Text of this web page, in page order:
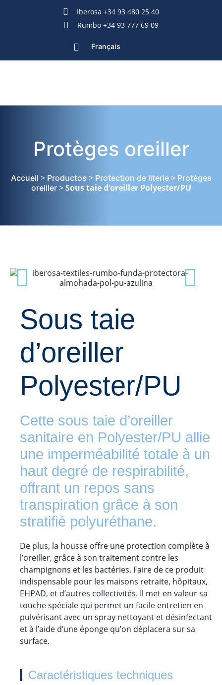
Iberosa +34 93 480 25 40
Rumbo +34 93 777 69 09
Français
Protèges oreiller
Accueil > Productos > Protection de literie> Protèges
oreiller>Sous taie d’oreiller Polyester/PU
Sous taie
d’oreiller
Polyester/PU
Cette sous taie d’oreiller
sanitaire en Polyester/PU allie
une imperméabilité totale à un
haut degré de respirabilité,
offrant un repos sans
transpiration grâce à son
stratifié polyuréthane.
De plus, la housse offre une protection complète à
l’oreiller, grâce à son traitement contre les
champignons et les bactéries. Faire de ce produit
indispensable pour les maisons retraite, hôpitaux,
EHPAD, et d’autres collectivités. Il met en valeur sa
touche spéciale qui permet un facile entretien en
pulvérisant avec un spray nettoyant et désinfectant
et à l’aide d’une éponge qu’on déplacera sur sa
surface.
Caractéristiques techniques